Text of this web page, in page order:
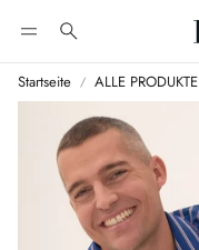
Suche
Startseite ALLE PRODUKTE